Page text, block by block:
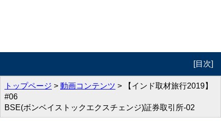
[目次]
トップページ
プロフィール
トップページ > 動画コンテンツ > 【インド取材旅行2019】
#06
BSE(ボンベイストックエクスチェンジ)証券取引所-02